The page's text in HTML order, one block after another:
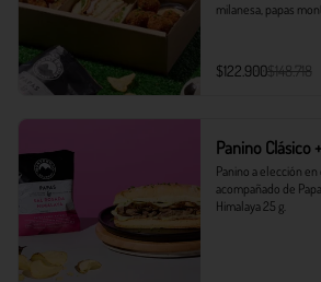
milanesa, papas
$122.900$148.718
Panino Clásico
Panino a elección
acompañado de
Himalaya 25 g.